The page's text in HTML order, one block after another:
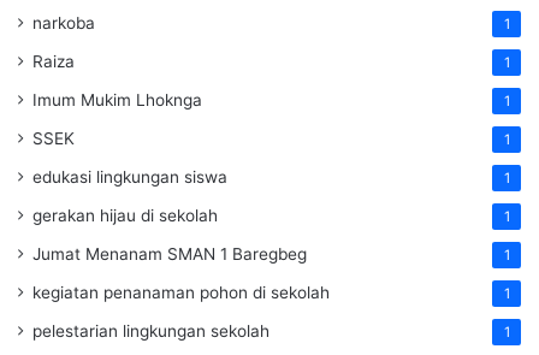
narkoba 1
Raiza 1
Imum Mukim Lhoknga 1
SSEK 1
edukasi lingkungan siswa 1
gerakan hijau di sekolah 1
Jumat Menanam SMAN 1 Baregbeg 1
kegiatan penanaman pohon di sekolah 1
pelestarian lingkungan sekolah 1